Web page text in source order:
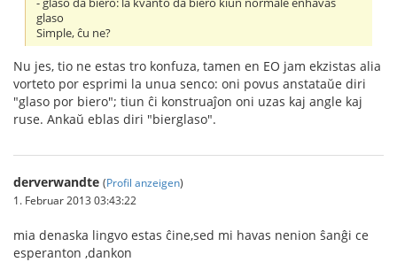
- glaso da biero: la kvanto da biero kiun normale enhavas
glaso
Simple, ĉu ne?
Nu jes, tio ne estas tro konfuza, tamen en EO jam ekzistas alia
vorteto por esprimi la unua senco: oni povus anstataŭe diri
"glaso por biero"; tiun ĉi konstruaĵon oni uzas kaj angle kaj
ruse. Ankaŭ eblas diri "bierglaso".
derverwandte (Profil anzeigen)
1. Februar 2013 03:43:22
mia denaska lingvo estas ĉine,sed mi havas nenion ŝanĝi ce
esperanton ,dankon